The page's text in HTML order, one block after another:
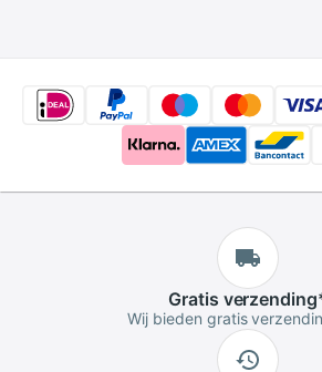
Gratis verzending
Wij bieden gratis